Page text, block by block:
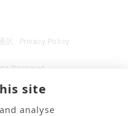
Reserved.
訳 Privacy Policy
site
analyse